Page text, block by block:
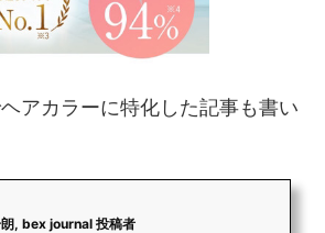
アカラーに特化した記事も書い
朗, bex journal 投稿者